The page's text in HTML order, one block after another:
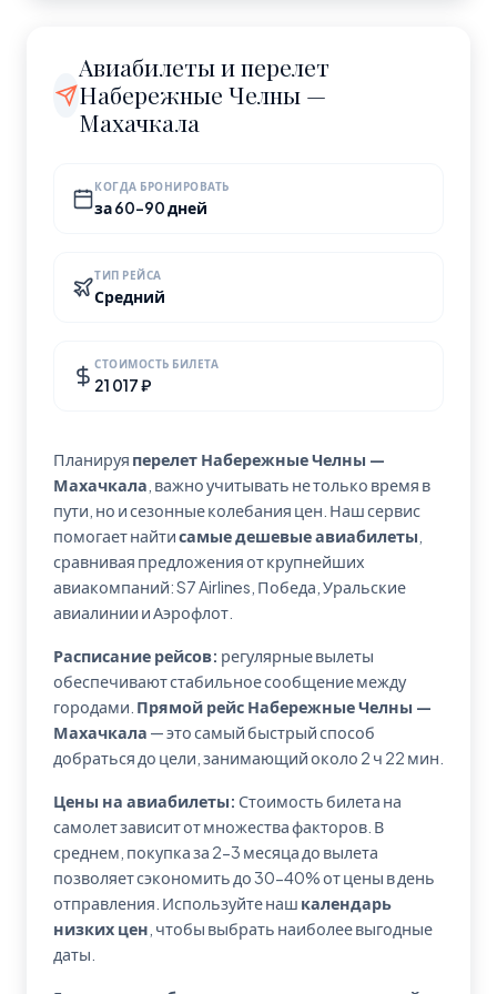
Авиабилеты и перелет
Набережные Челны —
Махачкала
КОГДА БРОНИРОВАТЬ
за 60-90 дней
ТИП РЕЙСА
Средний
СТОИМОСТЬ БИЛЕТА
21 017 ₽
Планируя перелет Набережные Челны —
Махачкала , важно учитывать не только время в
пути, но и сезонные колебания цен. Наш сервис
помогает найтисамые дешевые авиабилеты
сравнивая предложения от крупнейших
авиакомпаний: S7 Airlines, Победа, Уральские
авиалинии и Аэрофлот.
Расписание рейсов: регулярные вылеты
обеспечивают стабильное сообщение между
городами. Прямой рейс Набережные Челны —
Махачкала — это самый быстрый способ
добраться до цели, занимающий около 2 ч 22 мин.
Цены на авиабилеты: Стоимость билета на
самолет зависит от множества факторов. В
среднем, покупка за 2-3 месяца до вылета
позволяет сэкономить до 30-40% от цены в день
отправления. Используйте наш календарь
низких цен , чтобы выбрать наиболее выгодные
даты.